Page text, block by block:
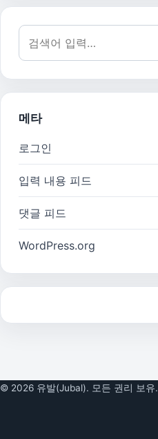
검색어:
메타
로그인
입력 내용 피드
댓글 피드
WordPress.org
© 2026 유발(Jubal). 모든 권리 보유.